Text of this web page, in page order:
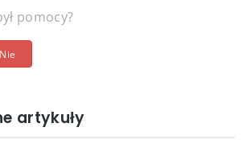
pomocy?
Nie
artykuły